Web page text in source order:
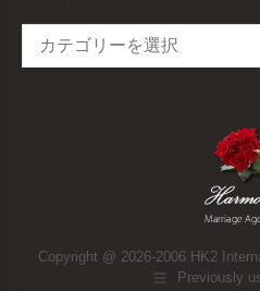
Categories
Copyright @ 2026-2006 HK2
Previously